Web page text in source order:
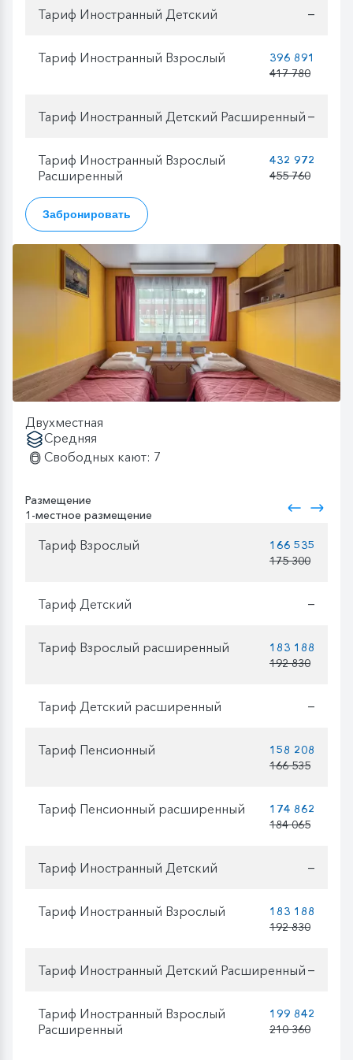
Тариф Иностранный Детский —
Тариф Иностранный Взрослый
396 891
417 780
Тариф Иностранный Детский Расширенный —
Тариф Иностранный Взрослый
Расширенный
432 972
455 760
Забронировать
Двухместная
Средняя
Свободных кают: 7
Размещение
1-местное размещение
Тариф Взрослый
166 535
175 300
Тариф Детский —
Тариф Взрослый расширенный
183 188
192 830
Тариф Детский расширенный —
Тариф Пенсионный
158 208
166 535
Тариф Пенсионный расширенный
174 862
184 065
Тариф Иностранный Детский —
Тариф Иностранный Взрослый
183 188
192 830
Тариф Иностранный Детский Расширенный —
Тариф Иностранный Взрослый
Расширенный
199 842
210 360